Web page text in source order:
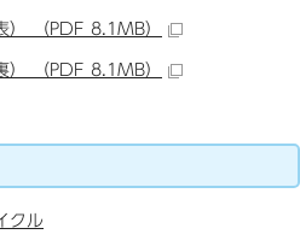
） （PDF 8.1MB）
） （PDF 8.1MB）
クル